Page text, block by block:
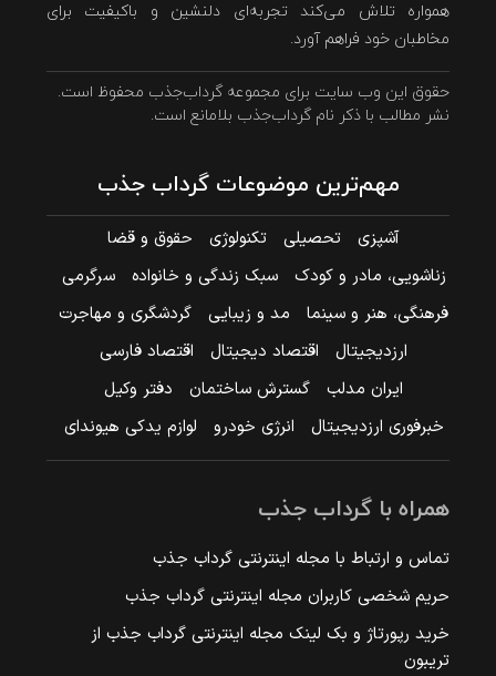
همواره تلاش می‌کند تجربه‌ای دلنشین و باکیفیت برای
مخاطبان خود فراهم آورد.
حقوق این وب سایت برای مجموعه گرداب‌جذب محفوظ است.
نشر مطالب با ذکر نام گرداب‌جذب بلامانع است.
مهم‌ترین موضوعات گرداب جذب
آشپزی تحصیلی تکنولوژی
حقوق و قضا
زناشویی، مادر و کودک
سبک زندگی و خانواده
سرگرمی
فرهنگی، هنر و سینما
مد و زیبایی
گردشگری و مهاجرت
ارزدیجیتال
اقتصاد دیجیتال
اقتصاد فارسی
ایران مدلب
گسترش ساختمان
دفتر وکیل
خبرفوری ارزدیجیتال
انرژی خودرو لوازم یدکی هیوندای
همراه با گرداب جذب
تماس و ارتباط با مجله اینترنتی گرداب جذب
حریم شخصی کاربران مجله اینترنتی گرداب جذب
خرید رپورتاژ و بک لینک مجله اینترنتی گرداب جذب از
تریبون